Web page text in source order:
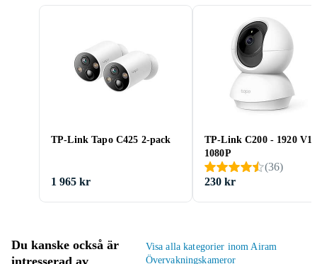
TP-Link Tapo C425 2-pack
1 965 kr
TP-Link C200 - 1920 V1
1080P
(36)
230 kr
Du kanske också är
Visa alla kategorier inom Airam
Övervakningskameror